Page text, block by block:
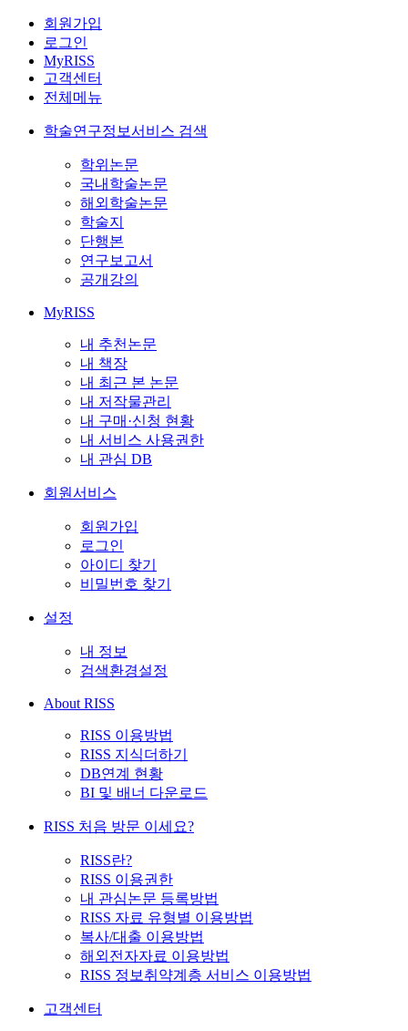
회원가입
로그인
MyRISS
고객센터
전체메뉴
학술연구정보서비스 검색
학위논문
국내학술논문
해외학술논문
학술지
단행본
연구보고서
공개강의
MyRISS
내 추천논문
내 책장
내 최근 본 논문
내 저작물관리
내 구매·신청 현황
내 서비스 사용권한
내 관심 DB
회원서비스
회원가입
로그인
아이디 찾기
비밀번호 찾기
설정
내 정보
검색환경설정
About RISS
RISS 이용방법
RISS 지식더하기
DB연계 현황
BI 및 배너 다운로드
RISS 처음 방문 이세요?
RISS란?
RISS 이용권한
내 관심논문 등록방법
RISS 자료 유형별 이용방법
복사/대출 이용방법
해외전자자료 이용방법
RISS 정보취약계층 서비스 이용방법
고객센터